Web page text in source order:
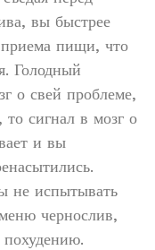
вы быстрее
приема пищи, что
Голодный
о свей проблеме,
то сигнал в мозг о
и вы
не испытывать
чернослив,
похудению.